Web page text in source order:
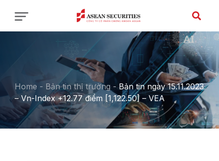
Home - Bản tin thị trường -Bản tin ngày 15.11.2023
– Vn-Index +12.77 điểm [1,122.50] – VEA